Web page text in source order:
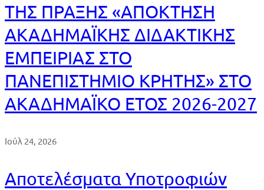
ΤΗΣ ΠΡΑΞΗΣ «ΑΠΟΚΤΗΣΗ
ΑΚΑΔΗΜΑΪΚΗΣ ΔΙΔΑΚΤΙΚΗΣ
ΕΜΠΕΙΡΙΑΣ ΣΤΟ
ΠΑΝΕΠΙΣΤΗΜΙΟ ΚΡΗΤΗΣ» ΣΤΟ
ΑΚΑΔΗΜΑΪΚΟ ΕΤΟΣ 2026-2027
Ιούλ 24, 2026
Αποτελέσματα Υποτροφιών